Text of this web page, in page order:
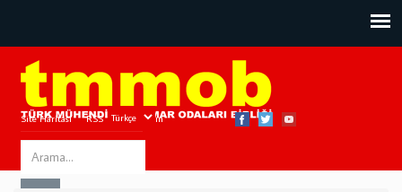
Site Haritası RSS Bize Ulaşın
Search